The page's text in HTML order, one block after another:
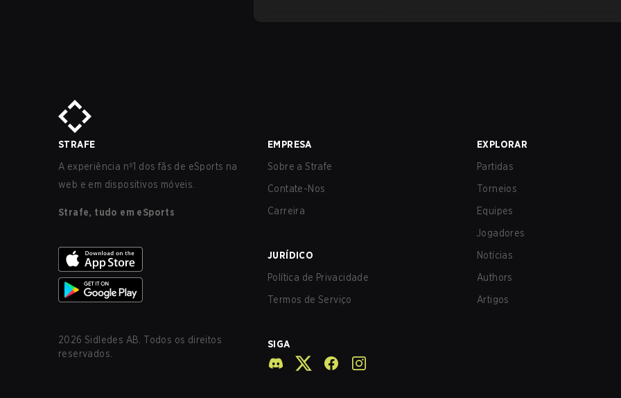
STRAFE
A experiência nº1 dos fãs de eSports na
web e em dispositivos móveis.
Strafe, tudo em eSports
2026 Sidledes AB. Todos os direitos
reservados.
EMPRESA
Sobre a Strafe
Contate-Nos
Carreira
JURÍDICO
Política de Privacidade
Termos de Serviço
SIGA
EXPLORAR
Partidas
Torneios
Equipes
Jogadores
Notícias
Authors
Artigos